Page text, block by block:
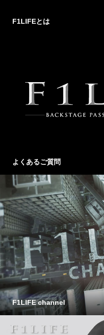
F1LIFEとは
よくあるご質問
F1LIFE channel